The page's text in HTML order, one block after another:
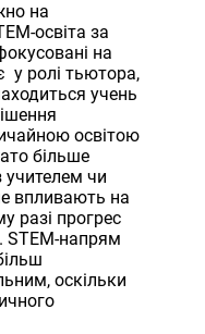
на
освіта за
на
у ролі тьютора,
учень
освітою
більше
учителем чи
впливають на
разі прогрес
STEM-напрям
оскільки